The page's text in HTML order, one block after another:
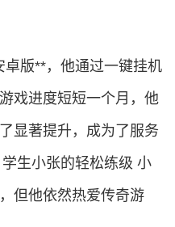
卓版**，他通过一键挂机
戏进度短短一个月，他
显著提升，成为了服务
生小张的轻松练级 小
但他依然热爱传奇游